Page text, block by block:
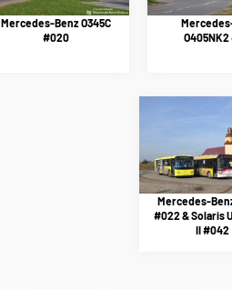
Mercedes-Benz O345C
#020
Mercedes-
#022 & Solaris
II #042